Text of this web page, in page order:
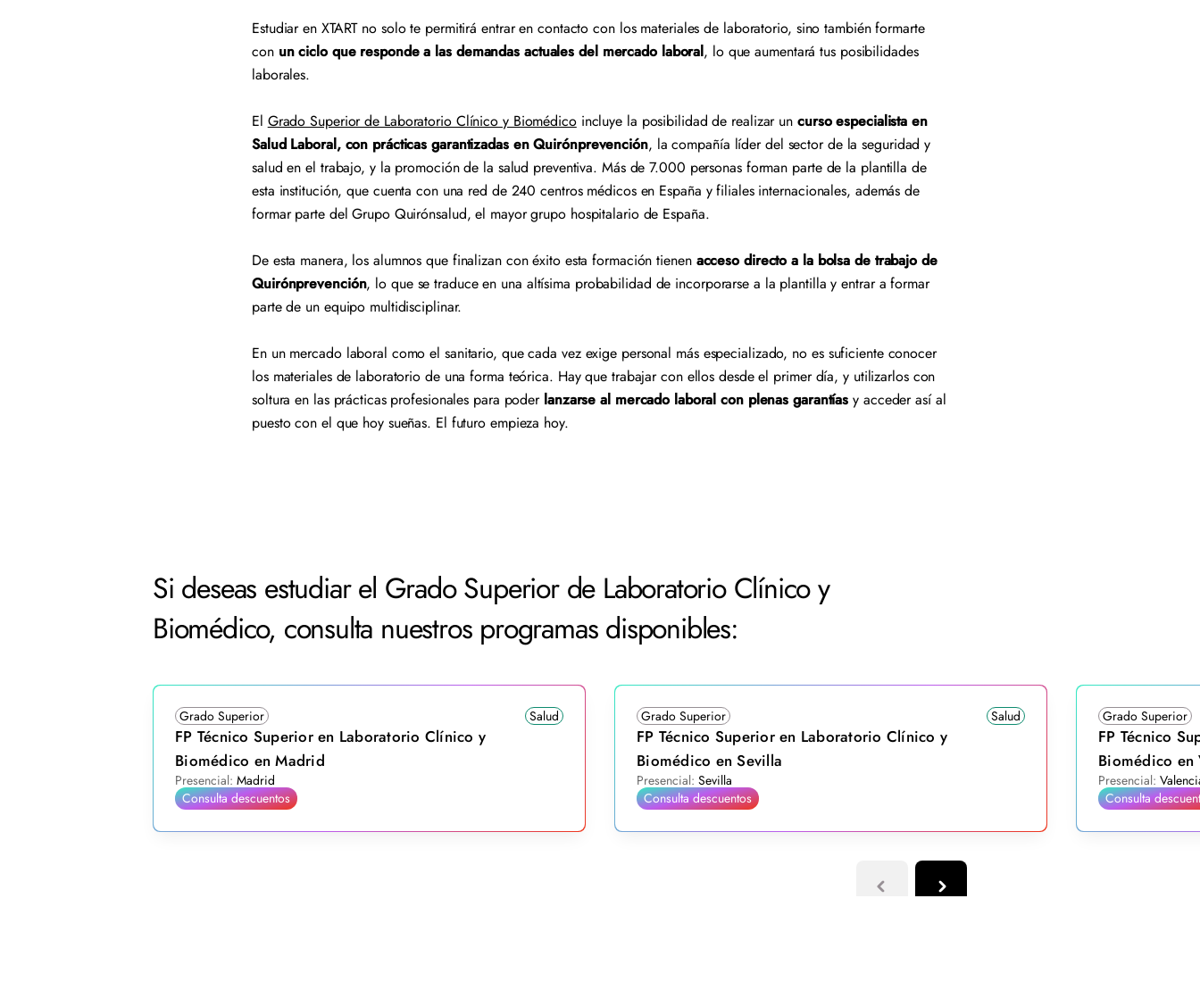
Estudiar en XTART no solo te permitirá entrar en contacto con los materiales de laboratorio, sino también formarte
con un ciclo que responde a las demandas actuales del mercado laboral, lo que aumentará tus posibilidades
laborales.
El Grado Superior de Laboratorio Clínico y Biomédicoincluye la posibilidad de realizar un curso especialista en
Salud Laboral, con prácticas garantizadas en Quirónprevención, la compañía líder del sector de la seguridad y
salud en el trabajo, y la promoción de la salud preventiva. Más de 7.000 personas forman parte de la plantilla de
esta institución, que cuenta con una red de 240 centros médicos en España y filiales internacionales, además de
formar parte del Grupo Quirónsalud, el mayor grupo hospitalario de España.
De esta manera, los alumnos que finalizan con éxito esta formación tienen acceso directo a la bolsa de trabajo de
Quirónprevención, lo que se traduce en una altísima probabilidad de incorporarse a la plantilla y entrar a formar
parte de un equipo multidisciplinar.
En un mercado laboral como el sanitario, que cada vez exige personal más especializado, no es suficiente conocer
los materiales de laboratorio de una forma teórica. Hay que trabajar con ellos desde el primer día, y utilizarlos con
soltura en las prácticas profesionales para poder lanzarse al mercado laboral con plenas garantías y acceder así al
puesto con el que hoy sueñas. El futuro empieza hoy.
Si deseas estudiar el Grado Superior de Laboratorio Clínico y
Biomédico, consulta nuestros programas disponibles:
Grado Superior Salud
FP Técnico Superior en Laboratorio Clínico y
Biomédico en Madrid
Presencial: Madrid
Consulta descuentos
Grado Superior Salud
FP Técnico Superior en Laboratorio Clínico y
Biomédico en Sevilla
Presencial: Sevilla
Consulta descuentos
Grado Superior
FP Técnico
Biomédico en
Presencial:
Consulta